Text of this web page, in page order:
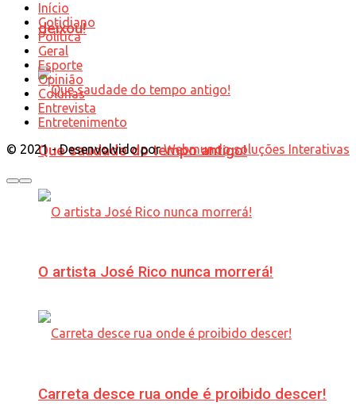
deixou!
Que saudade do tempo antigo!
O artista José Rico nunca morrerá!
Carreta desce rua onde é proibido descer!
Início
Cotidiano
Política
Geral
Esporte
Opinião
Colunas
Entrevista
Entretenimento
© 2021 - Desenvolvido porWebmundo soluções Interativas